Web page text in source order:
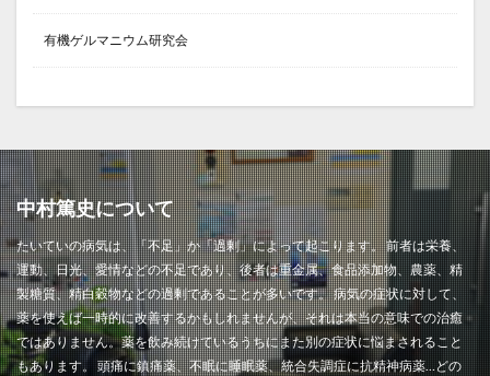
有機ゲルマニウム研究会
中村篤史について
たいていの病気は、「不足」か「過剰」によって起こります。 前者は栄養、
運動、日光、愛情などの不足であり、後者は重金属、食品添加物、農薬、精
製糖質、精白穀物などの過剰であることが多いです。 病気の症状に対して、
薬を使えば一時的に改善するかもしれませんが、それは本当の意味での治癒
ではありません。薬を飲み続けているうちにまた別の症状に悩まされること
もあります。 頭痛に鎮痛薬、不眠に睡眠薬、統合失調症に抗精神病薬…どの